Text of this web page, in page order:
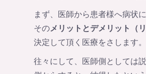
まず、医師から患者様へ病状
そのメリットとデメリット（リ
決定して頂く医療をさします。
往々にして、医師側としては